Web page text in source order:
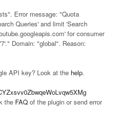
Error message: "Quota
Queries' and limit 'Search
for consumer
Domain: "global". Reason:
API key? Look at the help.
the FAQ of the plugin or send error